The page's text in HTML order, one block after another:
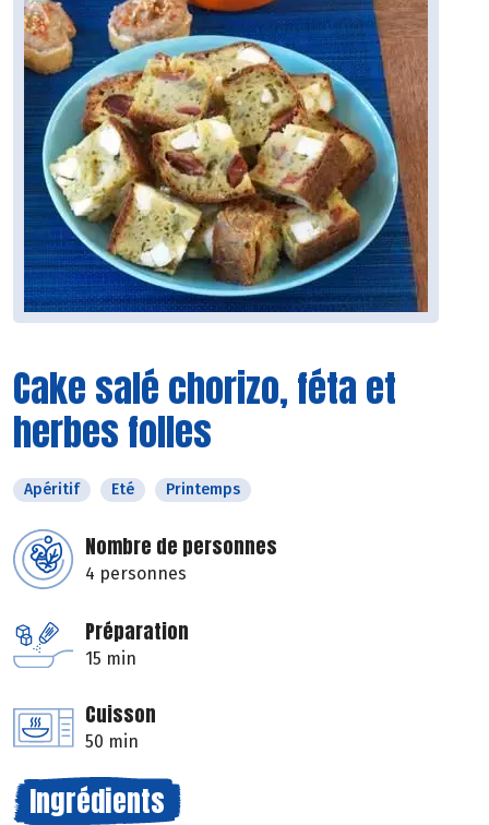
Cake salé chorizo, féta et
herbes folles
Apéritif Eté Printemps
Nombre de personnes
4 personnes
Préparation
15 min
Cuisson
50 min
Ingrédients